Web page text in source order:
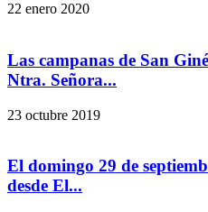
22 enero 2020
Las campanas de San
Ntra. Señora...
23 octubre 2019
El domingo 29 de
desde El...